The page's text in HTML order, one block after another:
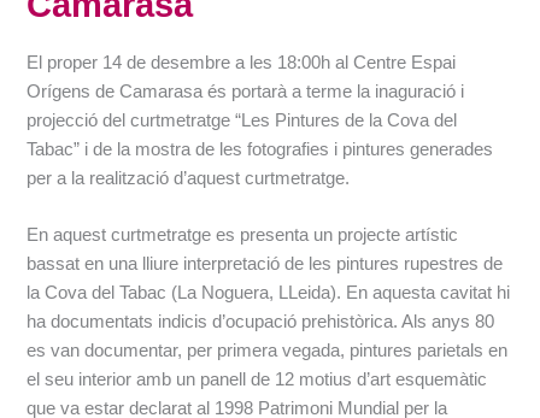
El proper 14 de desembre a les 18:00h al Centre Espai
Orígens de Camarasa és portarà a terme la inaguració i
projecció del curtmetratge “Les Pintures de la Cova del
Tabac” i de la mostra de les fotografies i pintures generades
per a la realització d’aquest curtmetratge.
En aquest curtmetratge es presenta un projecte artístic
bassat en una lliure interpretació de les pintures rupestres de
la Cova del Tabac (La Noguera, LLeida). En aquesta cavitat hi
ha documentats indicis d’ocupació prehistòrica. Als anys 80
es van documentar, per primera vegada, pintures parietals en
el seu interior amb un panell de 12 motius d’art esquemàtic
que va estar declarat al 1998 Patrimoni Mundial per la